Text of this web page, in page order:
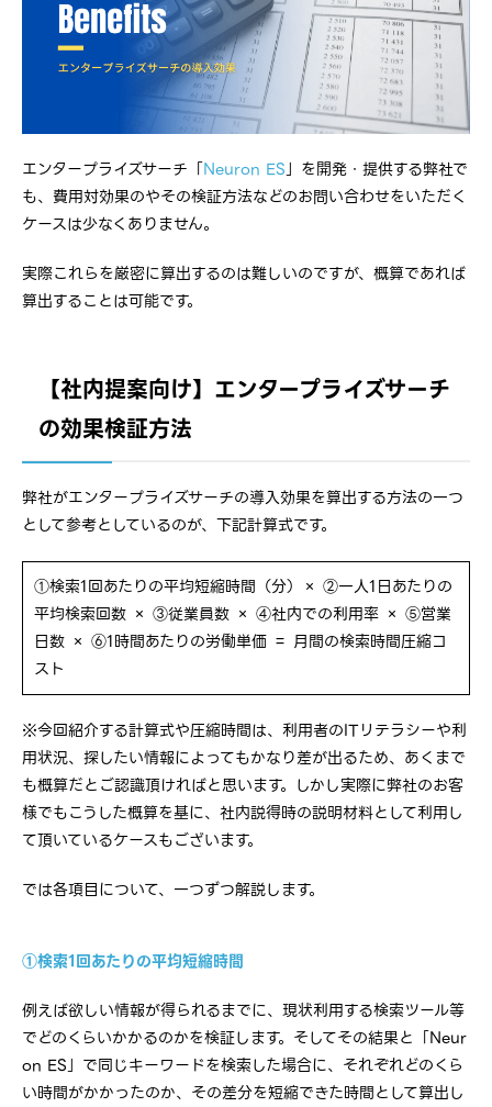
エンタープライズサーチ「Neuron ES」を開発・提供する弊社で
も、費用対効果のやその検証方法などのお問い合わせをいただく
ケースは少なくありません。
実際これらを厳密に算出するのは難しいのですが、概算であれば
算出することは可能です。
【社内提案向け】エンタープライズサーチ
の効果検証方法
弊社がエンタープライズサーチの導入効果を算出する方法の一つ
として参考としているのが、下記計算式です。
①検索1回あたりの平均短縮時間（分）× ②一人1日あたりの
平均検索回数 × ③従業員数 × ④社内での利用率 × ⑤営業
日数 × ⑥1時間あたりの労働単価 ＝ 月間の検索時間圧縮コ
スト
※今回紹介する計算式や圧縮時間は、利用者のITリテラシーや利
用状況、探したい情報によってもかなり差が出るため、あくまで
も概算だとご認識頂ければと思います。しかし実際に弊社のお客
様でもこうした概算を基に、社内説得時の説明材料として利用し
て頂いているケースもございます。
では各項目について、一つずつ解説します。
①検索1回あたりの平均短縮時間
例えば欲しい情報が得られるまでに、現状利用する検索ツール等
でどのくらいかかるのかを検証します。そしてその結果と「Neur
on ES」で同じキーワードを検索した場合に、それぞれどのくら
い時間がかかったのか、その差分を短縮できた時間として算出し